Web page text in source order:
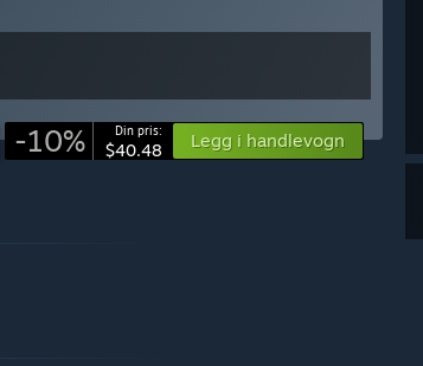
-10% Din pris:
$40.48 Legg i handlevogn